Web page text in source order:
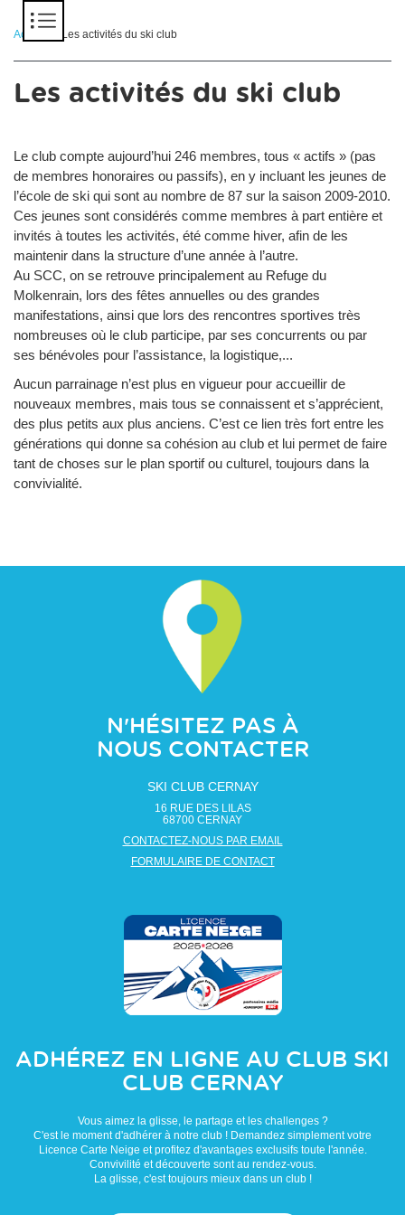
Accueil > Les activités du ski club
Les activités du ski club
Le club compte aujourd’hui 246 membres, tous « actifs » (pas
de membres honoraires ou passifs), en y incluant les jeunes de
l’école de ski qui sont au nombre de 87 sur la saison 2009-2010.
Ces jeunes sont considérés comme membres à part entière et
invités à toutes les activités, été comme hiver, afin de les
maintenir dans la structure d’une année à l’autre.
Au SCC, on se retrouve principalement au Refuge du
Molkenrain, lors des fêtes annuelles ou des grandes
manifestations, ainsi que lors des rencontres sportives très
nombreuses où le club participe, par ses concurrents ou par
ses bénévoles pour l’assistance, la logistique,...
Aucun parrainage n’est plus en vigueur pour accueillir de
nouveaux membres, mais tous se connaissent et s’apprécient,
des plus petits aux plus anciens. C’est ce lien très fort entre les
générations qui donne sa cohésion au club et lui permet de faire
tant de choses sur le plan sportif ou culturel, toujours dans la
convivialité.
N'HÉSITEZ PAS À
NOUS CONTACTER
SKI CLUB CERNAY
16 RUE DES LILAS
68700 CERNAY
CONTACTEZ-NOUS PAR EMAIL
FORMULAIRE DE CONTACT
ADHÉREZ EN LIGNE AU CLUB SKI
CLUB CERNAY
Vous aimez la glisse, le partage et les challenges ?
C'est le moment d'adhérer à notre club ! Demandez simplement votre
Licence Carte Neige et profitez d'avantages exclusifs toute l'année.
Convivilité et découverte sont au rendez-vous.
La glisse, c'est toujours mieux dans un club !